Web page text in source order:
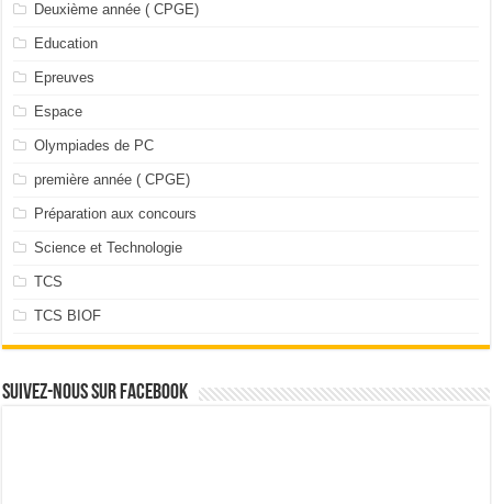
Deuxième année ( CPGE)
Education
Epreuves
Espace
Olympiades de PC
première année ( CPGE)
Préparation aux concours
Science et Technologie
TCS
TCS BIOF
Suivez-nous sur facebook